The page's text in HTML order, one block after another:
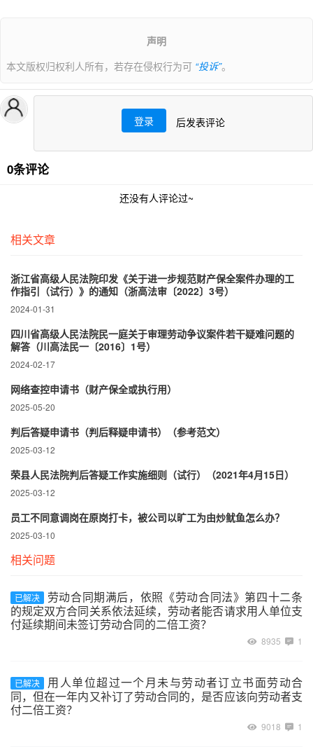
声明
本文版权归权利人所有，若存在侵权行为可 “投诉”。
登录 后发表评论
0条评论
还没有人评论过~
相关文章
浙江省高级人民法院印发《关于进一步规范财产保全案件办理的工
作指引（试行）》的通知（浙高法审〔2022〕3号）
2024-01-31
四川省高级人民法院民一庭关于审理劳动争议案件若干疑难问题的
解答（川高法民一〔2016〕1号）
2024-02-17
网络查控申请书（财产保全或执行用）
2025-05-20
判后答疑申请书（判后释疑申请书）（参考范文）
2025-03-12
荣县人民法院判后答疑工作实施细则（试行）（2021年4月15日）
2025-03-12
员工不同意调岗在原岗打卡，被公司以旷工为由炒鱿鱼怎么办？
2025-03-10
相关问题
已解决
劳动合同期满后，依照《劳动合同法》第四十二条
的规定双方合同关系依法延续，劳动者能否请求用人单位支
付延续期间未签订劳动合同的二倍工资？
8935 1
已解决
用人单位超过一个月未与劳动者订立书面劳动合
同，但在一年内又补订了劳动合同的，是否应该向劳动者支
付二倍工资？
9018 1